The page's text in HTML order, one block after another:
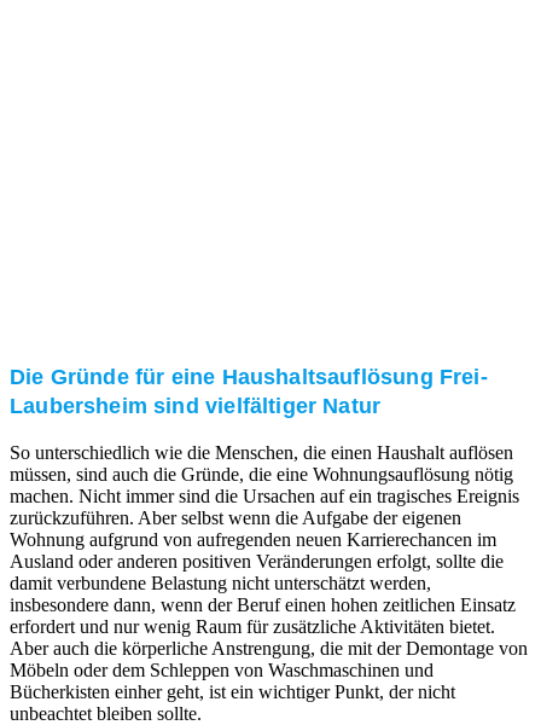
Die Gründe für eine Haushaltsauflösung Frei-
Laubersheim sind vielfältiger Natur
So unterschiedlich wie die Menschen, die einen Haushalt auflösen
müssen, sind auch die Gründe, die eine Wohnungsauflösung nötig
machen. Nicht immer sind die Ursachen auf ein tragisches Ereignis
zurückzuführen. Aber selbst wenn die Aufgabe der eigenen
Wohnung aufgrund von aufregenden neuen Karrierechancen im
Ausland oder anderen positiven Veränderungen erfolgt, sollte die
damit verbundene Belastung nicht unterschätzt werden,
insbesondere dann, wenn der Beruf einen hohen zeitlichen Einsatz
erfordert und nur wenig Raum für zusätzliche Aktivitäten bietet.
Aber auch die körperliche Anstrengung, die mit der Demontage von
Möbeln oder dem Schleppen von Waschmaschinen und
Bücherkisten einher geht, ist ein wichtiger Punkt, der nicht
unbeachtet bleiben sollte.